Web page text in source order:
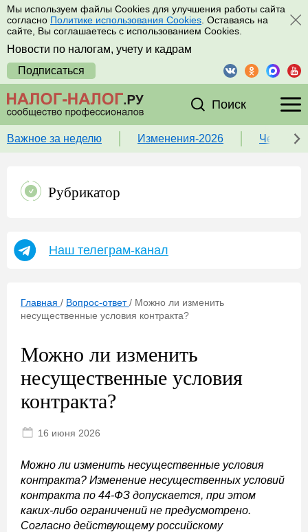
Мы используем файлы Cookies для улучшения работы сайта
согласно Политике использования Cookies . Оставаясь на
сайте, Вы соглашаетесь с использованием Cookies.
Новости по налогам, учету и кадрам
Подписаться
Поиск
Важное за неделю Изменения-2026 Чек-
Рубрикатор
Наш телеграм-канал
Главная / Вопрос-ответ / Можно ли изменить
несущественные условия контракта?
Можно ли изменить
несущественные условия
контракта?
16 июня 2026
Можно ли изменить несущественные условия
контракта? Изменение несущественных условий
контракта по 44-ФЗ допускается, при этом
каких-либо ограничений не предусмотрено.
Согласно действующему российскому